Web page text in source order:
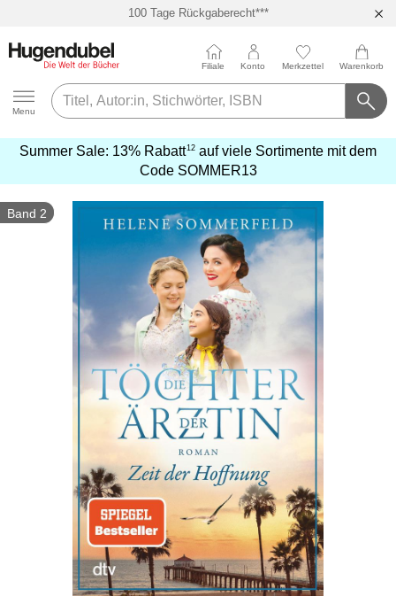
100 Tage Rückgaberecht***
Hugendubel
Menu
Filiale Konto Merkzettel Warenkorb
Summer Sale: 13% Rabatt12 auf viele Sortimente mit dem
Code SOMMER13
erfahren
Band 2